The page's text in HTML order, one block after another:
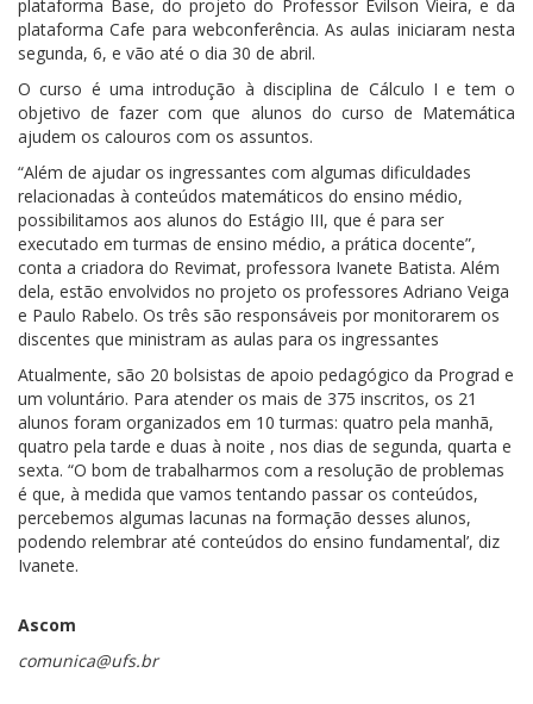
plataforma Base, do projeto do Professor Evilson Vieira, e da
plataforma Cafe para webconferência. As aulas iniciaram nesta
segunda, 6, e vão até o dia 30 de abril.
O curso é uma introdução à disciplina de Cálculo I e tem o
objetivo de fazer com que alunos do curso de Matemática
ajudem os calouros com os assuntos.
“Além de ajudar os ingressantes com algumas dificuldades
relacionadas à conteúdos matemáticos do ensino médio,
possibilitamos aos alunos do Estágio III, que é para ser
executado em turmas de ensino médio, a prática docente”,
conta a criadora do Revimat, professora Ivanete Batista. Além
dela, estão envolvidos no projeto os professores Adriano Veiga
e Paulo Rabelo. Os três são responsáveis por monitorarem os
discentes que ministram as aulas para os ingressantes
Atualmente, são 20 bolsistas de apoio pedagógico da Prograd e
um voluntário. Para atender os mais de 375 inscritos, os 21
alunos foram organizados em 10 turmas: quatro pela manhã,
quatro pela tarde e duas à noite , nos dias de segunda, quarta e
sexta. “O bom de trabalharmos com a resolução de problemas
é que, à medida que vamos tentando passar os conteúdos,
percebemos algumas lacunas na formação desses alunos,
podendo relembrar até conteúdos do ensino fundamental’, diz
Ivanete.
Ascom
comunica@ufs.br